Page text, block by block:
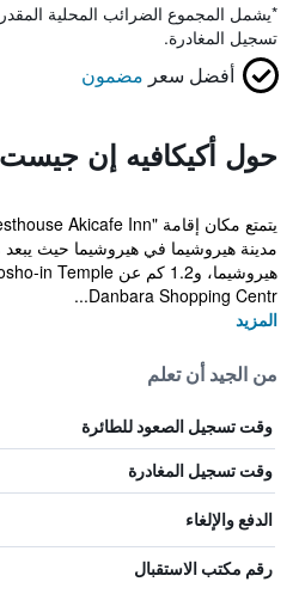
*يشمل المجموع الضرائب المحلية
تسجيل المغادرة.
أفضل سعر مضمون
حول أكيكافيه إن
Danbara Shopping Centr...
المزيد
من الجيد أن تعلم
وقت تسجيل الصعود للطائرة
وقت تسجيل المغادرة
الدفع والإلغاء
رقم مكتب الاستقبال